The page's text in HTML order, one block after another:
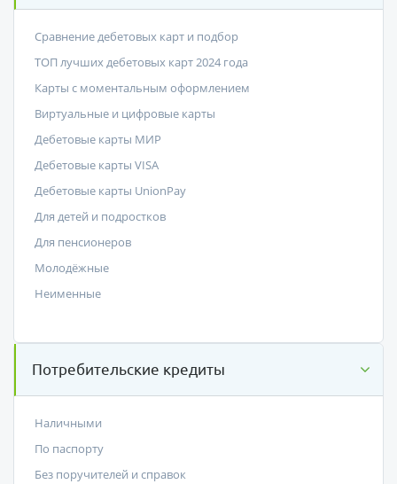
Сравнение дебетовых карт и подбор
ТОП лучших дебетовых карт 2024 года
Карты с моментальным оформлением
Виртуальные и цифровые карты
Дебетовые карты МИР
Дебетовые карты VISA
Дебетовые карты UnionPay
Для детей и подростков
Для пенсионеров
Молодёжные
Неименные
Потребительские кредиты
Наличными
По паспорту
Без поручителей и справок